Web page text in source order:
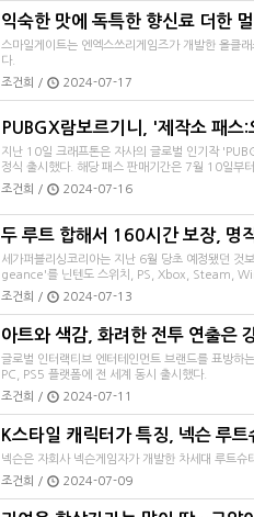
익숙한 맛에 독특한 향신료 더한
스마일게이트는 엔엑스쓰리게임즈가 개발한 올
다.
조건희 /
2024-07-17
PUBGX람보르기니, '제작소 패스
지난 10일 크래프톤은 자사의 글로벌 인기작
정식 출시했다. 해당 패스 판매기간은 7월 10일부
조건희 /
2024-07-16
두 루트 합해서 160시간 보장, 명
세가퍼블리싱코리아는 지난 6월 당초 예정됐던 것
geance'를 닌텐도 스위치, PS, Xbox, Steam,
조건희 /
2024-07-13
글로벌 인터랙티브 엔터테인먼트 브랜드를 표방하
PC, PS5 플랫폼에 전 세계 동시 출시했다.
K스타일 캐릭터가 특징, 넥슨 루
넥슨은 자회사 넥슨게임자가 개발한 차세대 루트